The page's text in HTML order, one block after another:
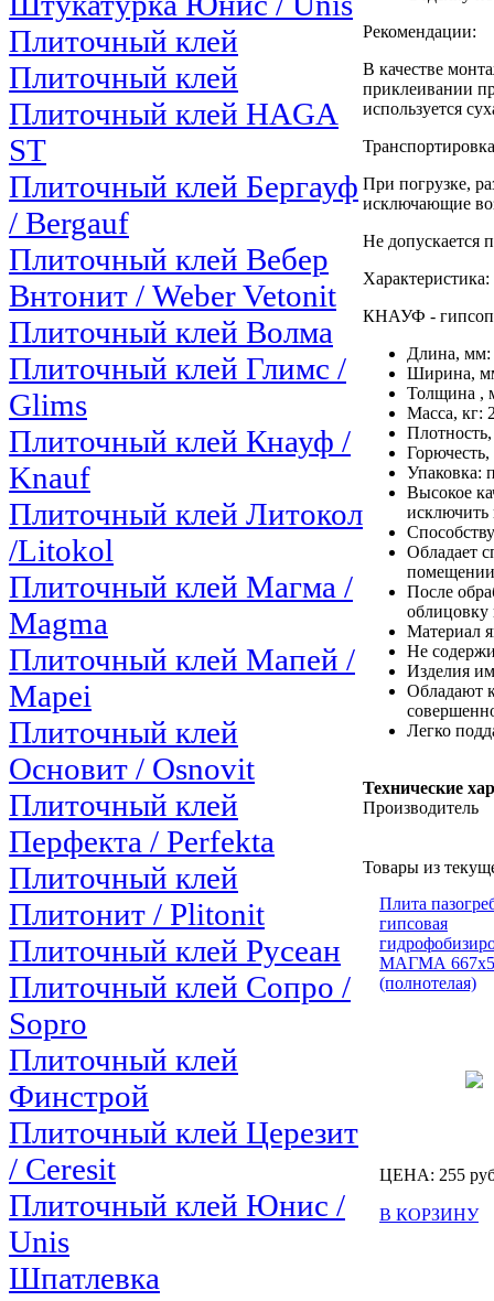
Плиточный клей
Плиточный клей
Плиточный клей HAGA
ST
Плиточный клей Бергауф
/ Bergauf
Плиточный клей Вебер
Внтонит / Weber Vetonit
Плиточный клей Волма
Плиточный клей Глимс /
Glims
Плиточный клей Кнауф /
Knauf
Плиточный клей Литокол
/Litokol
Плиточный клей Магма /
Magma
Плиточный клей Мапей /
Mapei
Плиточный клей
Основит / Osnovit
Плиточный клей
Перфекта / Perfekta
Плиточный клей
Плитонит / Plitonit
Плиточный клей Русеан
Плиточный клей Сопро /
Sopro
Плиточный клей
Финстрой
Плиточный клей Церезит
/ Ceresit
Плиточный клей Юнис /
Unis
Шпатлевка
Рекомендации:
В качестве
приклеивании
используется
При погрузке,
исключающие
Не допускается
Характеристика:
КНАУФ -
Длина, мм:
Ширина,
Толщина ,
Масса, кг:
Упаковка:
Высокое
исключить
Обладает
После
облицовку
Материал
Не
Изделия
Обладают
Легко
Технические
Производитель
Товары из
Плита
гипсовая
МАГМА
(полнотелая)
ЦЕНА: 255
В КОРЗИНУ